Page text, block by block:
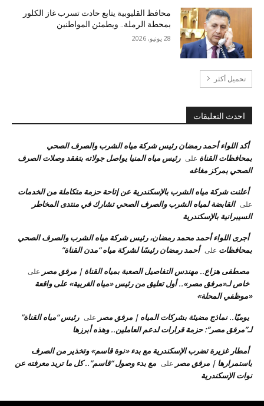
محافظ القليوبية يتابع حادث تسرب غاز الكلور
بمحطة الرملة.. ويطمئن المواطنين
28 يونيو, 2026
تحميل أكثر
احدث التعليقات
أكد اللواء أحمد رمضان رئيس شركة مياه الشرب والصرف الصحي
بمحافظات القناة على رئيس مياه المنيا يواصل جولاته بتفقد وصلات الصرف
الصحي بمركز مغاغه
أعلنت شركة مياه الشرب بالإسكندرية عن إتاحة حزمة متكاملة من الخدمات
على القابضة لمياه الشرب والصرف الصحي تشارك في منتدى المخاطر
السيبرانية بالإسكندرية
أجرى اللواء أحمد محمد رمضان، رئيس شركة مياه الشرب والصرف الصحي
بمحافظات على أحمد رمضان رئيسًا لشركة مياه “مدن القناة”
مصطفى هزاع.. مهندس التفاصيل الصعبة بمياه القناة | مرفق مصر على
خاص لـ«مرفق مصر».. أول تعليق من رئيس «مياه الغربية» على واقعة
«موظفي المحلة»
يوميًا.. نماذج مضيئة بشركات المياه | مرفق مصر على رئيس “مياه القناة”
لـ”مرفق مصر”: حزمة قرارات لدعم العاملين.. وهذه أبرزها
أمطار غزيرة تضرب الإسكندرية مع بدء «نوة قاسم» وتخذير من الصرف
باستمرارها | مرفق مصر على مع بدء وصول “قاسم”.. كل ما تريد معرفته عن
نوات الإسكندرية